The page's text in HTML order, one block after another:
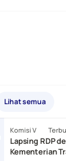
Lihat semua
Komisi V
Lapsing RDP
Kementerian